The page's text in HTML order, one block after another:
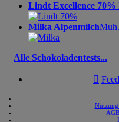
Lindt Excellence 70%
Milka AlpenmilchMuh.
Alle Schokoladentests...

Nutzung